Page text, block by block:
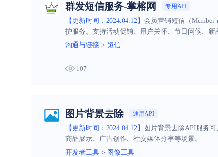
群发短信服务-掌榕网 专用API
【更新时间：2024.04.12】 会员营销短信（
护服务。支持活动促销、用户关怀、节日问候、
沟通与链接 > 短信
107
图片背景去除 通用API
【更新时间：2024.04.12】
图片背景去除API服务
商品展示、广告创作、社交媒体分享等场景。
开发者工具 > 图像工具